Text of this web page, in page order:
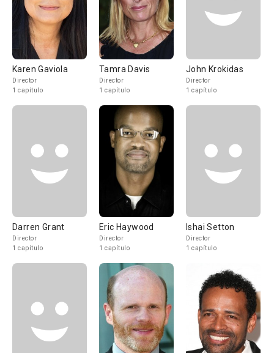
Karen Gaviola
Director
1 capítulo
Tamra Davis
Director
1 capítulo
John Krokidas
Director
1 capítulo
Darren Grant
Director
1 capítulo
Eric Haywood
Director
1 capítulo
Ishai Setton
Director
1 capítulo